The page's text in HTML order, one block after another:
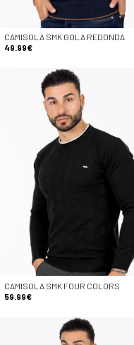
CAMISOLA SMK GOLA REDONDA
49.99€
CAMISOLA SMK FOUR COLORS
59.99€